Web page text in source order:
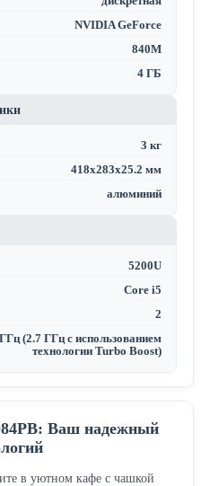
NVIDIA GeForce
840M
4 ГБ
3 кг
418х283х25.2 мм
алюминий
5200U
Core i5
2
(2.7 ГГц с использованием
технологии Turbo Boost)
Ваш надежный
в уютном кафе с чашкой